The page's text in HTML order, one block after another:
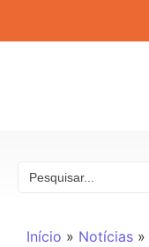
for:
Início » Notícias »